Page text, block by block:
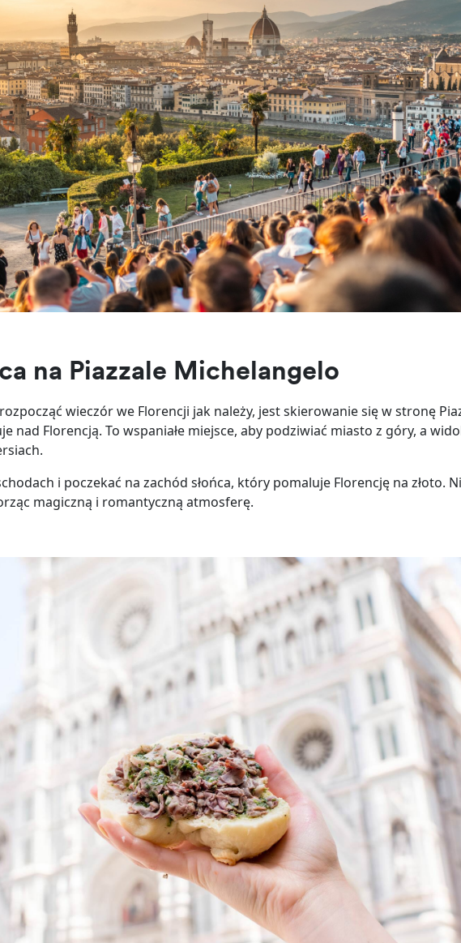
na Piazzale Michelangelo
wieczór we Florencji jak należy, jest skierowanie się w stronę
nad Florencją. To wspaniałe miejsce, aby podziwiać miasto z góry, a
i poczekać na zachód słońca, który pomaluje Florencję na złoto.
magiczną i romantyczną atmosferę.